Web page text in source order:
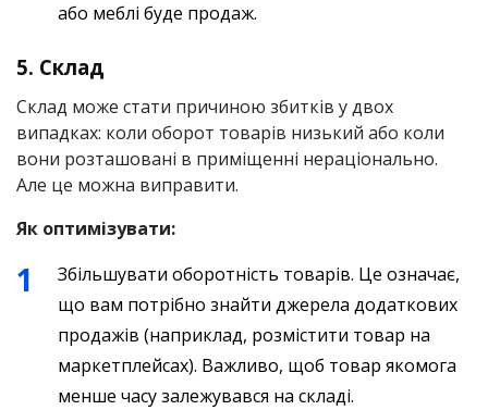
або меблі буде продаж.
5. Склад
Склад може стати причиною збитків у двох
випадках: коли оборот товарів низький або коли
вони розташовані в приміщенні нераціонально.
Але це можна виправити.
Як оптимізувати:
Збільшувати оборотність товарів. Це означає,
що вам потрібно знайти джерела додаткових
продажів (наприклад, розмістити товар на
маркетплейсах). Важливо, щоб товар якомога
менше часу залежувався на складі.